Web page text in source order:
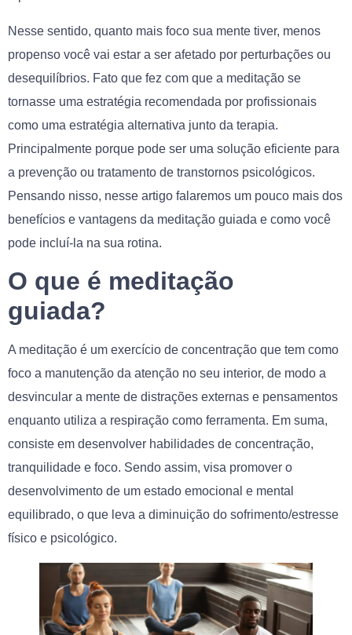
Nesse sentido, quanto mais foco sua mente tiver, menos
propenso você vai estar a ser afetado por perturbações ou
desequilíbrios. Fato que fez com que a meditação se
tornasse uma estratégia recomendada por profissionais
como uma estratégia alternativa junto da terapia.
Principalmente porque pode ser uma solução eficiente para
a prevenção ou tratamento de transtornos psicológicos.
Pensando nisso, nesse artigo falaremos um pouco mais dos
benefícios e vantagens da meditação guiada e como você
pode incluí-la na sua rotina.
O que é meditação
guiada?
A meditação é um exercício de concentração que tem como
foco a manutenção da atenção no seu interior, de modo a
desvincular a mente de distrações externas e pensamentos
enquanto utiliza a respiração como ferramenta. Em suma,
consiste em desenvolver habilidades de concentração,
tranquilidade e foco. Sendo assim, visa promover o
desenvolvimento de um estado emocional e mental
equilibrado, o que leva a diminuição do sofrimento/estresse
físico e psicológico.